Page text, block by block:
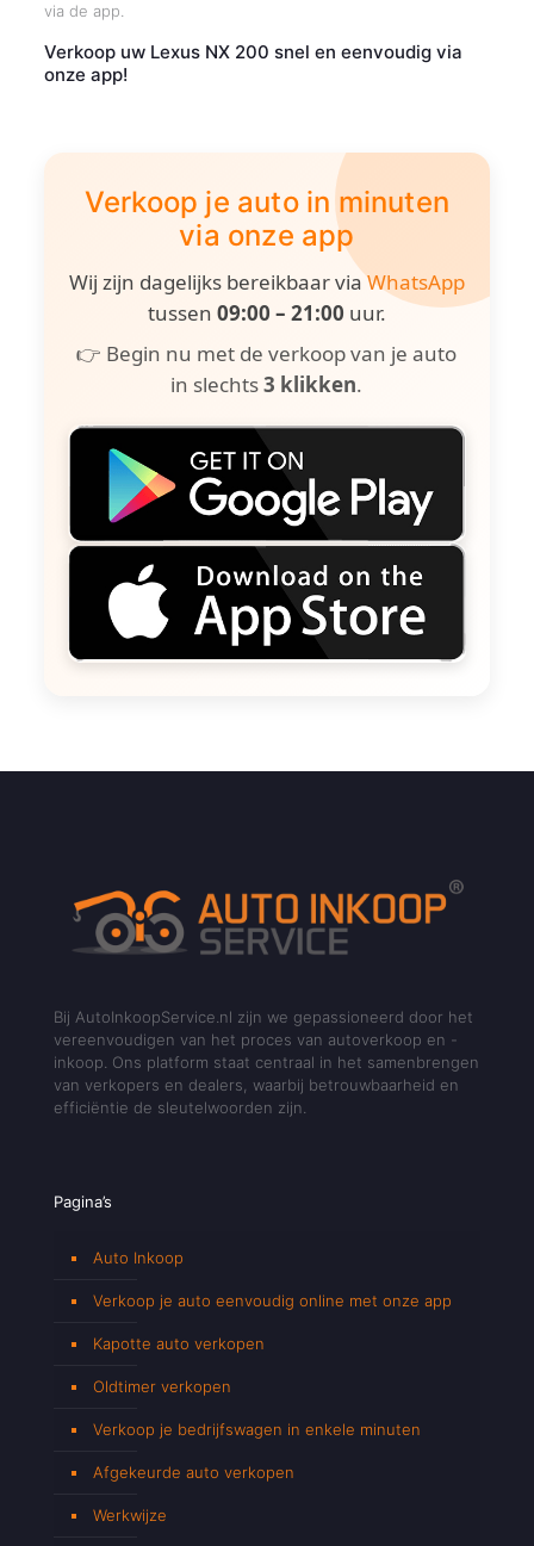
via de app.
Verkoop uw Lexus NX 200 snel en eenvoudig via
onze app!
Verkoop je auto in minuten
via onze app
Wij zijn dagelijks bereikbaar viaWhatsApp
tussen 09:00 – 21:00 uur.
👉 Begin nu met de verkoop van je auto
in slechts3 klikken.
Bij AutoInkoopService.nl zijn we gepassioneerd door het
vereenvoudigen van het proces van autoverkoop en -
inkoop. Ons platform staat centraal in het samenbrengen
van verkopers en dealers, waarbij betrouwbaarheid en
efficiëntie de sleutelwoorden zijn.
Pagina’s
Auto Inkoop
Verkoop je auto eenvoudig online met onze app
Kapotte auto verkopen
Oldtimer verkopen
Verkoop je bedrijfswagen in enkele minuten
Afgekeurde auto verkopen
Werkwijze